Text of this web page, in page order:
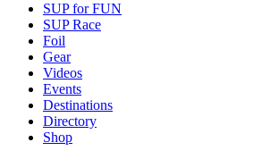
SUP for FUN
SUP Race
Foil
Gear
Videos
Events
Destinations
Directory
Shop